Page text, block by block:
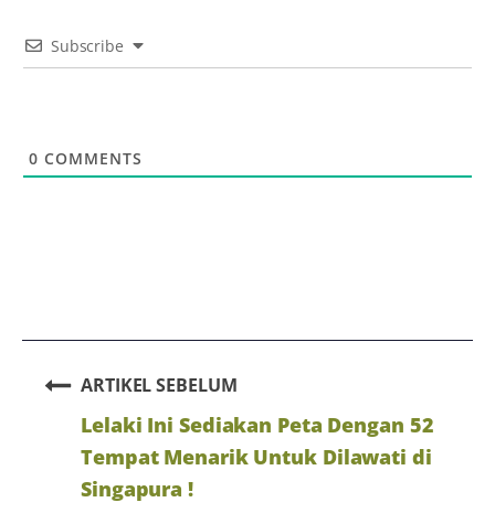
Subscribe
0 COMMENTS
ARTIKEL SEBELUM
Lelaki Ini Sediakan Peta Dengan 52
Tempat Menarik Untuk Dilawati di
Singapura !